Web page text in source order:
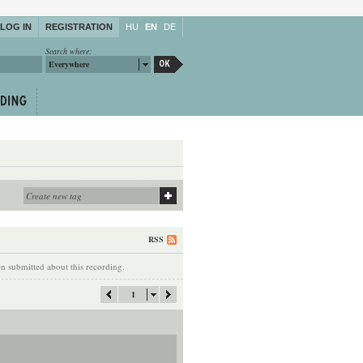
LOG IN REGISTRATION HU EN DE
Search where:
Everywhere
RSS
submitted about this recording.
1